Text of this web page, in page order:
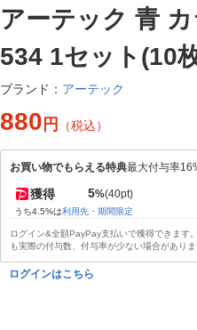
アーテック 青
534 1セット(10
ブランド： アーテック
880 円 （税込）
お買い物でもらえる特典最大付与率
獲得 5%(40pt)
うち4.5%は利用先・期間限定
ログイン&全額PayPay支払いで獲得できます
も実際の付与数、付与率が少ない場合があり
ログインはこちら